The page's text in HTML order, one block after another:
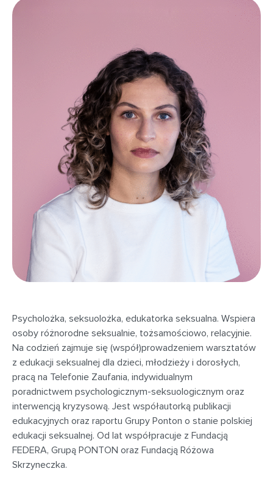
Psycholożka, seksuolożka, edukatorka seksualna. Wspiera
osoby różnorodne seksualnie, tożsamościowo, relacyjnie.
Na codzień zajmuje się (współ)prowadzeniem warsztatów
z edukacji seksualnej dla dzieci, młodzieży i dorosłych,
pracą na Telefonie Zaufania, indywidualnym
poradnictwem psychologicznym-seksuologicznym oraz
interwencją kryzysową. Jest współautorką publikacji
edukacyjnych oraz raportu Grupy Ponton o stanie polskiej
edukacji seksualnej. Od lat współpracuje z Fundacją
FEDERA, Grupą PONTON oraz Fundacją Różowa
Skrzyneczka.